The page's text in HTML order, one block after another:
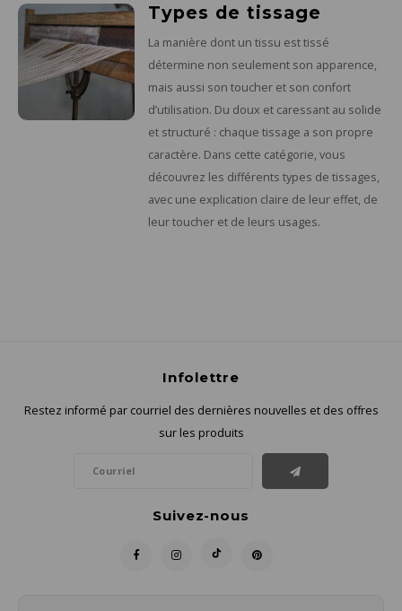
Types de tissage
La manière dont un tissu est tissé
détermine non seulement son apparence,
mais aussi son toucher et son confort
d’utilisation. Du doux et caressant au solide
et structuré : chaque tissage a son propre
caractère. Dans cette catégorie, vous
découvrez les différents types de tissages,
avec une explication claire de leur effet, de
leur toucher et de leurs usages.
Infolettre
Restez informé par courriel des dernières nouvelles et des offres
sur les produits
Suivez-nous